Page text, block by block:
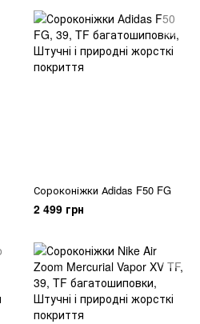
Сороконіжки Аdidas F50 FG
2 499 грн